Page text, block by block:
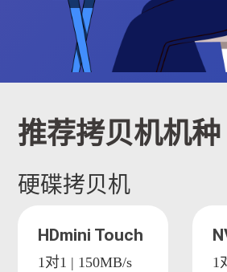
推荐拷贝机机种
硬碟拷贝机
HDmini Touch
1对1 | 150MB/s 1